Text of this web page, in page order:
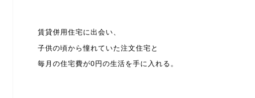
賃貸併用住宅に出会い、
子供の頃から憧れていた注文住宅と
毎月の住宅費が0円の生活を手に入れる。